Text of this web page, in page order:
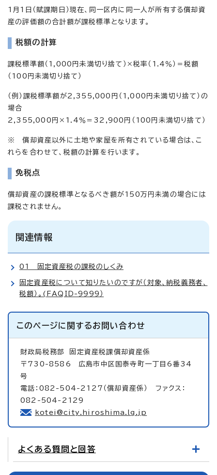
1月1日（賦課期日）現在、同一区内に同一人が所有する償却資
産の評価額の合計額が課税標準となります。
税額の計算
課税標準額（1,000円未満切り捨て）×税率（1.4％）＝税額
（100円未満切り捨て）
（例）課税標準額が2,355,000円（1,000円未満切り捨て）の
場合
2,355,000円×1.4％＝32,900円（100円未満切り捨て）
※ 償却資産以外に土地や家屋を所有されている場合は、こ
れらを合わせて、税額の計算を行います。
免税点
償却資産の課税標準となるべき額が150万円未満の場合には
課税されません。
関連情報
01 固定資産税の課税のしくみ
固定資産税について知りたいのですが（対象、納税義務者、
税額）。(FAQID-9999）
このページに関するお問い合わせ
財政局税務部
固定資産税課償却資産係
〒730-8586 広島市中区国泰寺町一丁目6番34
号
電話：082-504-2127（償却資産係） ファクス：
082-504-2129
kotei@city.hiroshima.lg.jp
よくある質問と回答